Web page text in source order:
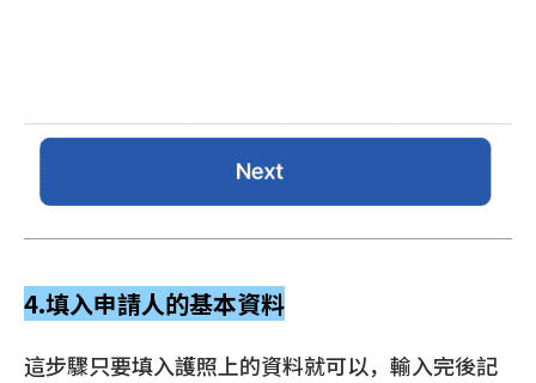
4.填入申請人的基本資料
這步驟只要填入護照上的資料就可以，輸入完後記